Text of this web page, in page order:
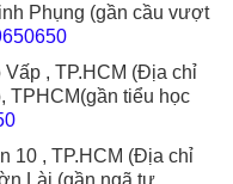
Phụng (gần cầu vượt
Vấp , TP.HCM (Địa chỉ
TPHCM(gần tiểu học
10 , TP.HCM (Địa chỉ
Lài (gần ngã tư